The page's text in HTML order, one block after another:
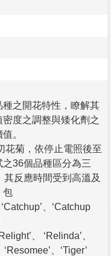
之開花特性，瞭解其
度之調整與矮化劑之
。
花菊，依停止電照後至
36個品種區分為三
反應時間受到高溫及
包
、‘Catchup
、 ‘Relinda’、
、‘Tiger’